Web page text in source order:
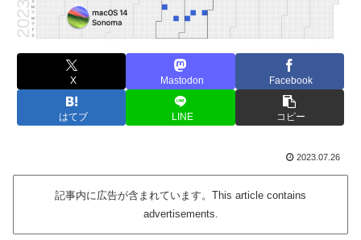
X Mastodon Facebook
はてブ LINE コピー
2023.07.26
記事内に広告が含まれています。This article contains
advertisements.